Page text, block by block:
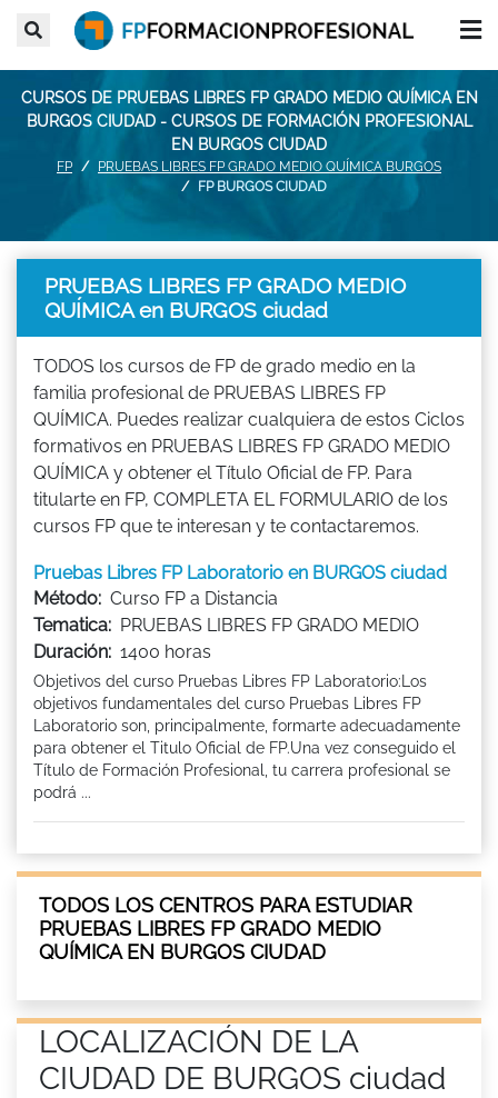
CURSOS DE PRUEBAS LIBRES FP GRADO MEDIO QUÍMICA EN
BURGOS CIUDAD - CURSOS DE FORMACIÓN PROFESIONAL
EN BURGOS CIUDAD
FP
PRUEBAS LIBRES FP GRADO MEDIO QUÍMICA BURGOS
FP BURGOS CIUDAD
PRUEBAS LIBRES FP GRADO MEDIO
QUÍMICA en BURGOS ciudad
TODOS los cursos de FP de grado medio en la
familia profesional de PRUEBAS LIBRES FP
QUÍMICA. Puedes realizar cualquiera de estos Ciclos
formativos en PRUEBAS LIBRES FP GRADO MEDIO
QUÍMICA y obtener el Título Oficial de FP. Para
titularte en FP, COMPLETA EL FORMULARIO de los
cursos FP que te interesan y te contactaremos.
Pruebas Libres FP Laboratorio en BURGOS ciudad
Método: Curso FP a Distancia
Tematica: PRUEBAS LIBRES FP GRADO MEDIO
Duración: 1400 horas
Objetivos del curso Pruebas Libres FP Laboratorio:Los
objetivos fundamentales del curso Pruebas Libres FP
Laboratorio son, principalmente, formarte adecuadamente
para obtener el Titulo Oficial de FP.Una vez conseguido el
Título de Formación Profesional, tu carrera profesional se
podrá ...
TODOS LOS CENTROS PARA ESTUDIAR
PRUEBAS LIBRES FP GRADO MEDIO
QUÍMICA EN BURGOS CIUDAD
LOCALIZACIÓN DE LA
CIUDAD DE BURGOS ciudad